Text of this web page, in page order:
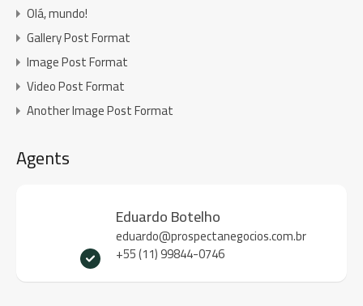
Olá, mundo!
Gallery Post Format
Image Post Format
Video Post Format
Another Image Post Format
Agents
Eduardo Botelho
eduardo@prospectanegocios.com.br
+55 (11) 99844-0746